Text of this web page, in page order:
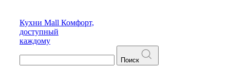
Кухни Mall Комфорт,
доступный
каждому
Поиск